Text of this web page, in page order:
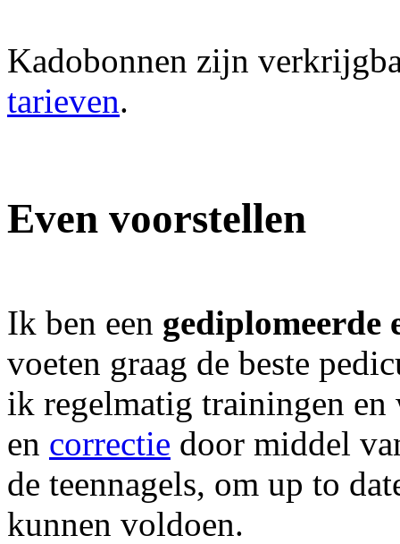
Kadobonnen zijn
tarieven.
Even voorstellen
Ik ben een gediplomeerde
voeten graag de beste
ik regelmatig trainingen
en correctie door middel
de teennagels, om up to
kunnen voldoen.